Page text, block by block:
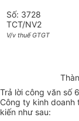
Số: 3728
TCT/NV2
V/v thuế GTGT
Trả lời công văn số
Công ty kinh doanh
kiến như sau: